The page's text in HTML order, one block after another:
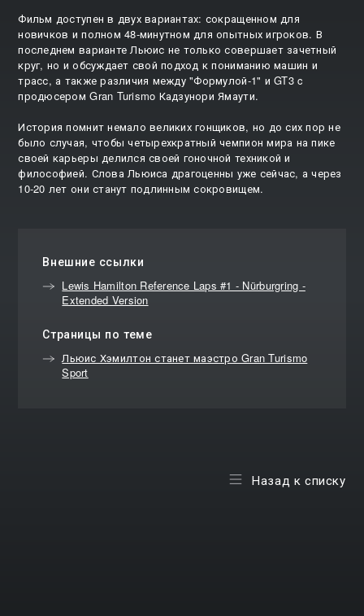
Фильм доступен в двух вариантах: сокращенном для
новичков и полном 48-минутном для опытных игроков. В
последнем варианте Льюис не только совершает зачетный
круг, но и обсуждает свой подход к пониманию машин и
трасс, а также различия между "Формулой-1" и GT3 c
продюсером Gran Turismo Кадзунори Ямаути.
История помнит немало великих гонщиков, но до сих пор не
было случая, чтобы четырехкратный чемпион мира на пике
своей карьеры делился своей гоночной техникой и
философией. Слова Льюиса драгоценны уже сейчас, а через
10-20 лет они станут подлинным сокровищем.
Внешние ссылки
Lewis Hamilton Reference Laps #1 - Nürburgring -
Extended Version
Страницы по теме
Льюис Хэмилтон станет маэстро Gran Turismo
Sport
Назад к списку